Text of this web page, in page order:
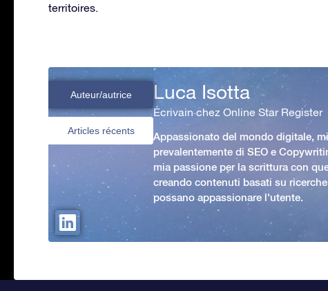
territoires.
Auteur/autrice
Articles récents
Luca Isotta
Écrivain chez Online Star Register
Appassionato del mondo digitale,
prevalentemente di SEO e
mia passione per la scrittura con
creando contenuti basati su
possano appassionare l'utente.